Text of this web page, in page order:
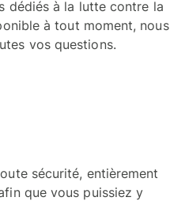
dédiés à la lutte contre la
à tout moment, nous
vos questions.
sécurité, entièrement
que vous puissiez y